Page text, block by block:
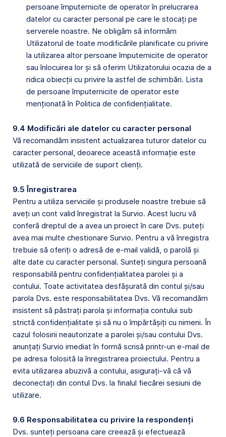
persoane împuternicite de operator în prelucrarea
datelor cu caracter personal pe care le stocați pe
serverele noastre. Ne obligăm să informăm
Utilizatorul de toate modificările planificate cu privire
la utilizarea altor persoane împuternicite de operator
sau înlocuirea lor și să oferim Utilizatorului ocazia de a
ridica obiecții cu privire la astfel de schimbări. Lista
de persoane împuternicite de operator este
menționată în Politica de confidențialitate.
9.4 Modificări ale datelor cu caracter personal
Vă recomandăm insistent actualizarea tuturor datelor cu
caracter personal, deoarece această informație este
utilizată de serviciile de suport clienți.
9.5 Înregistrarea
Pentru a utiliza serviciile și produsele noastre trebuie să
aveți un cont valid înregistrat la Survio. Acest lucru vă
conferă dreptul de a avea un proiect în care Dvs. puteți
avea mai multe chestionare Survio. Pentru a vă înregistra
trebuie să oferiți o adresă de e-mail validă, o parolă și
alte date cu caracter personal. Sunteți singura persoană
responsabilă pentru confidențialitatea parolei și a
contului. Toate activitatea desfășurată din contul și/sau
parola Dvs. este responsabilitatea Dvs. Vă recomandăm
insistent să păstrați parola și informația contului sub
strictă confidențialitate și să nu o împărtășiți cu nimeni. În
cazul folosirii neautorizate a parolei și/sau contului Dvs.
anunțați Survio imediat în formă scrisă printr-un e-mail de
pe adresa folosită la înregistrarea proiectului. Pentru a
evita utilizarea abuzivă a contului, asigurați-vă că vă
deconectați din contul Dvs. la finalul fiecărei sesiuni de
utilizare.
9.6 Responsabilitatea cu privire la respondenți
Dvs. sunteți persoana care creează și efectuează